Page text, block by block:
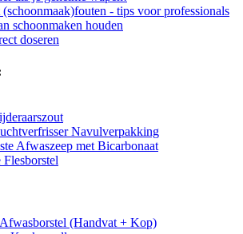
(schoonmaak)fouten - tips voor professionals
schoonmaken houden
doseren
Navulverpakking
Afwaszeep met Bicarbonaat
(Handvat + Kop)